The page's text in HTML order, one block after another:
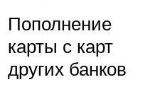
Пополнение
карты с карт
других банков